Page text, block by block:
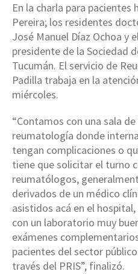
En la charla para pacientes
Pereira; los residentes
José Manuel Díaz Ochoa y
presidente de la Sociedad
Tucumán. El servicio de
Padilla trabaja en la
miércoles.
“Contamos con una sala
reumatología donde
tengan complicaciones o
tiene que solicitar el turno
reumatólogos,
derivados de un médico
asistidos acá en el
con un laboratorio muy
exámenes
pacientes del sector
través del PRIS”, finalizó.